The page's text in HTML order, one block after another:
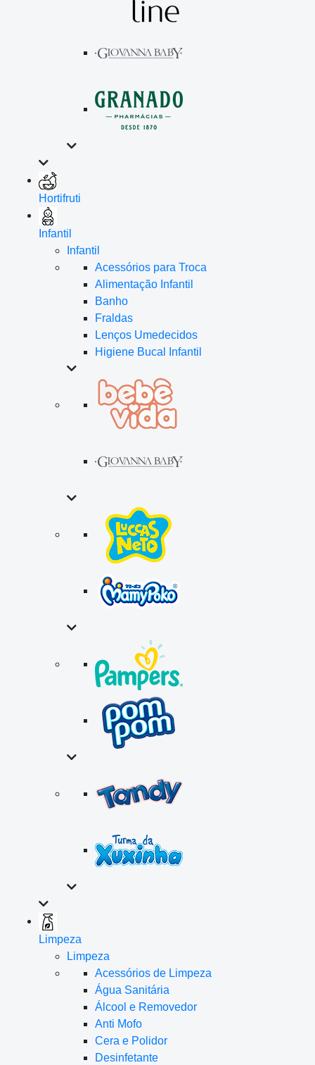
Hortifruti
Infantil
Infantil
Acessórios para Troca
Alimentação Infantil
Banho
Fraldas
Lenços Umedecidos
Higiene Bucal Infantil
Limpeza
Limpeza
Acessórios de Limpeza
Água Sanitária
Álcool e Removedor
Anti Mofo
Cera e Polidor
Desinfetante